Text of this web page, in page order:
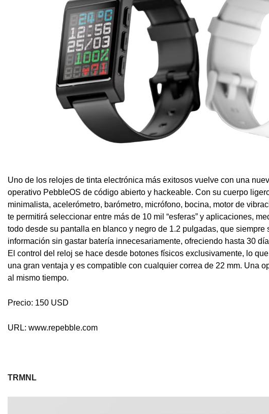
Uno de los relojes de tinta electrónica más exitosos vuelve con una
operativo PebbleOS de código abierto y hackeable. Con su cuerpo
minimalista, acelerómetro, barómetro, micrófono, bocina, motor de
te permitirá seleccionar entre más de 10 mil “esferas” y aplicaciones,
todo desde su pantalla en blanco y negro de 1.2 pulgadas, que siempre
información sin gastar batería innecesariamente, ofreciendo hasta 30
El control del reloj se hace desde botones físicos exclusivamente, lo
una gran ventaja y es compatible con cualquier correa de 22 mm. Una
al mismo tiempo.
Precio: 150 USD
URL: www.repebble.com
TRMNL